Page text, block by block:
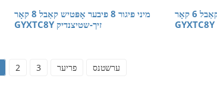
מיני פיגור 8 פיבער אָפּטיש קאַבל 8 קאָר
GYXTC8Y זיך-שטיצנדיק
מיני פיגור 8 פיבער אָפּטיש קאַבל 6 קאָר
ערשטנס פריער 2 3